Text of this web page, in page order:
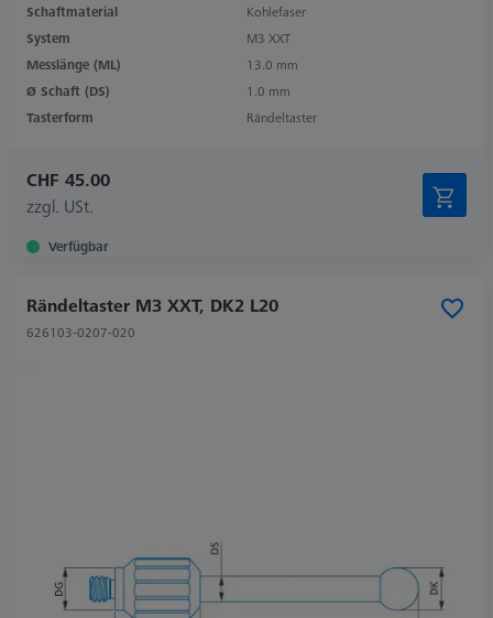
Schaftmaterial
Kohlefaser
System
M3 XXT
Messlänge (ML)
13.0 mm
Ø Schaft (DS)
1.0 mm
Tasterform
Rändeltaster
CHF 45.00
zzgl. USt.
Verfügbar
Rändeltaster M3 XXT, DK2 L20
626103-0207-020